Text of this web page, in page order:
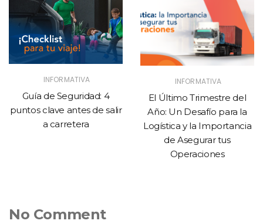
INFORMATIVA
Guía de Seguridad: 4
puntos clave antes de salir
a carretera
INFORMATIVA
El Último Trimestre del
Año: Un Desafío para la
Logística y la Importancia
de Asegurar tus
Operaciones
No Comment